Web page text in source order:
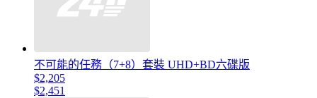
不可能的任務（7+8）套裝 UHD+BD六碟版
$2,205
$2,451